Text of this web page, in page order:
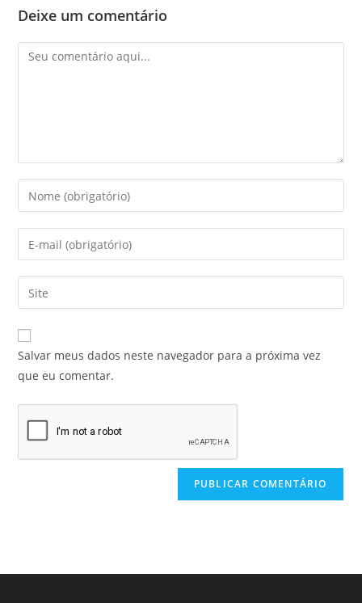
Deixe um comentário
Salvar meus dados neste navegador para a próxima vez
que eu comentar.